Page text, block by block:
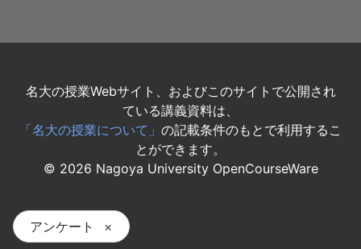
アンケート ×
名大の授業Webサイト、およびこのサイトで公開され
ている講義資料は、
「名大の授業について」 の記載条件のもとで利用するこ
とができます。
© 2026 Nagoya University OpenCourseWare